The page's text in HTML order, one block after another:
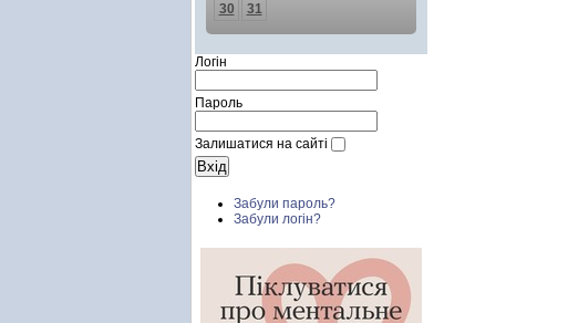
30
31
Логін
Пароль
Залишатися на сайті
Забули пароль?
Забули логін?